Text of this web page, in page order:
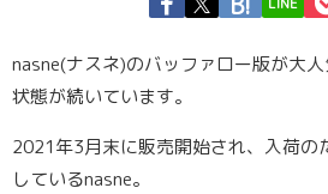
nasne(ナスネ)のバッファロー版が大
状態が続いています。
2021年3月末に販売開始され、入荷の
しているnasne。